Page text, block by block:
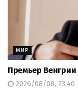
МИР
Премьер Венгрии
2026/08/08, 23:40